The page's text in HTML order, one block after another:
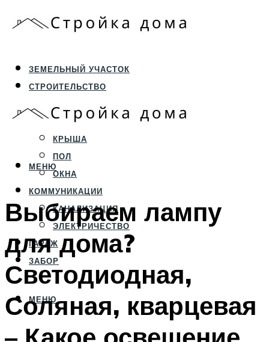
ЗЕМЕЛЬНЫЙ УЧАСТОК
СТРОИТЕЛЬСТВО
ФУНДАМЕНТ И ЦОКОЛЬ
ПЕРЕКРЫТИЯ И СТЕНЫ
КРЫША
ПОЛ
ОКНА
КОММУНИКАЦИИ
КАНАЛИЗАЦИЯ
ЭЛЕКТРИЧЕСТВО
ГАРАЖ
ЗАБОР
МЕНЮ
МЕНЮ
Выбираем лампу
для дома?
Светодиодная,
Соляная, кварцевая